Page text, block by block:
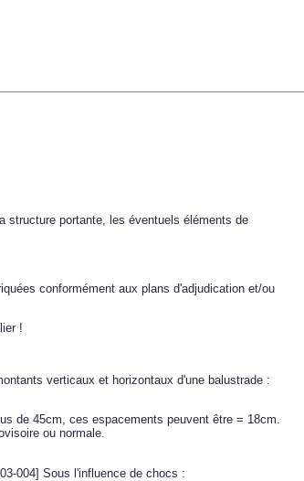
structure portante, les éventuels éléments de
conformément aux plans d'adjudication et/ou
!
verticaux et horizontaux d'une balustrade :
de 45cm, ces espacements peuvent être = 18cm.
ou normale.
004] Sous l'influence de chocs :